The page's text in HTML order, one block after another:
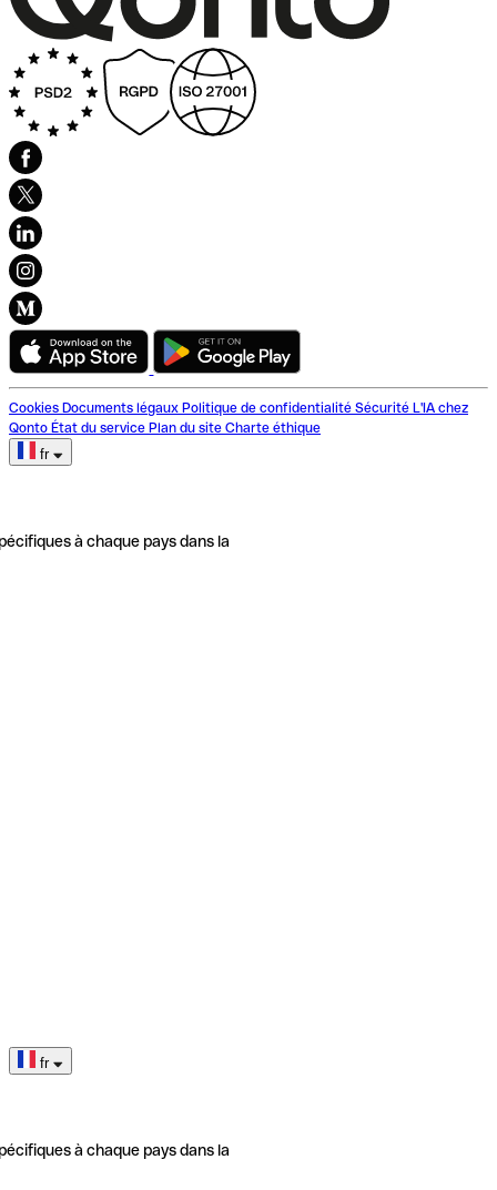
Cookies Documents légaux Politique de confidentialité Sécurité L'IA chez
Qonto État du service Plan du site Charte éthique
fr
à chaque pays dans la
fr
à chaque pays dans la